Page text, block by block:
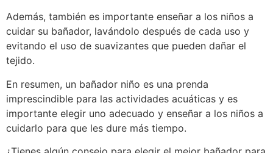
Además, también es importante enseñar a los niños a
cuidar su bañador, lavándolo después de cada uso y
evitando el uso de suavizantes que pueden dañar el
tejido.
En resumen, un bañador niño es una prenda
imprescindible para las actividades acuáticas y es
importante elegir uno adecuado y enseñar a los niños a
cuidarlo para que les dure más tiempo.